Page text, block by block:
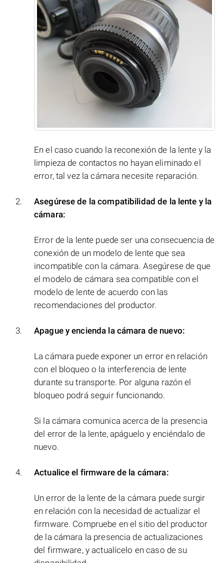
En el caso cuando la reconexión de la lente y la
limpieza de contactos no hayan eliminado el
error, tal vez la cámara necesite reparación.
Asegúrese de la compatibilidad de la lente y la
cámara:
Error de la lente puede ser una consecuencia de
conexión de un modelo de lente que sea
incompatible con la cámara. Asegúrese de que
el modelo de cámara sea compatible con el
modelo de lente de acuerdo con las
recomendaciones del productor.
Apague y encienda la cámara de nuevo:
La cámara puede exponer un error en relación
con el bloqueo o la interferencia de lente
durante su transporte. Por alguna razón el
bloqueo podrá seguir funcionando.
Si la cámara comunica acerca de la presencia
del error de la lente, apáguelo y enciéndalo de
nuevo.
Actualice el firmware de la cámara:
Un error de la lente de la cámara puede surgir
en relación con la necesidad de actualizar el
firmware. Compruebe en el sitio del productor
de la cámara la presencia de actualizaciones
del firmware, y actualícelo en caso de su